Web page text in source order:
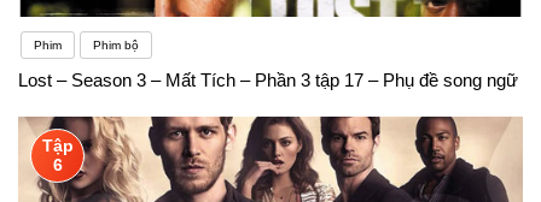
Phim Phim bộ
Lost – Season 3 – Mất Tích – Phần 3 tập 17 – Phụ đề song ngữ
Tập
6